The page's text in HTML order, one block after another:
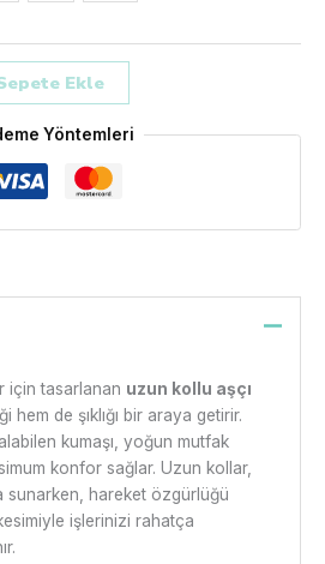
Ekle
Yöntemleri
için tasarlanan uzun kollu aşçı
hem de şıklığı bir araya getirir.
kumaşı, yoğun mutfak
konfor sağlar. Uzun kollar,
sunarken, hareket özgürlüğü
işlerinizi rahatça